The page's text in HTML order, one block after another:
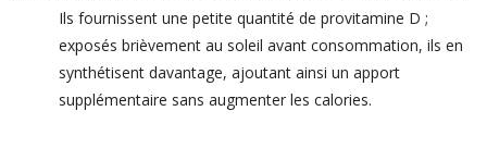
Ils fournissent une petite quantité de provitamine D ;
exposés brièvement au soleil avant consommation, ils en
synthétisent davantage, ajoutant ainsi un apport
supplémentaire sans augmenter les calories.